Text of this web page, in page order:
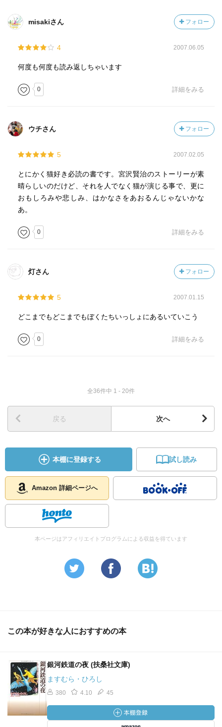
misakiさん フォロー
4 2007.06.05
何度も何度も読み返しちゃいます
0 詳細をみる
ウチさん フォロー
5 2007.02.05
とにかく猫好き必読の書です。宮沢賢治のストーリーが素
晴らしいのだけど、それを人でなく猫が演じる事で、更に
おもしろみや悲しみ、はかなさをあおるんじゃないかな
あ。
0 詳細をみる
灯さん フォロー
5 2007.01.15
どこまでもどこまでもぼくたちいっしょにあるいていこう
0 詳細をみる
全36件中 1 - 20件
戻る 次へ
本棚に登録する 試し読み
Amazon 詳細ページへ
本ページはアフィリエイトプログラムによる収益を得ています
この本が好きな人におすすめの本
銀河鉄道の夜 (扶桑社文庫)
ますむら・ひろし
380 4.10 45